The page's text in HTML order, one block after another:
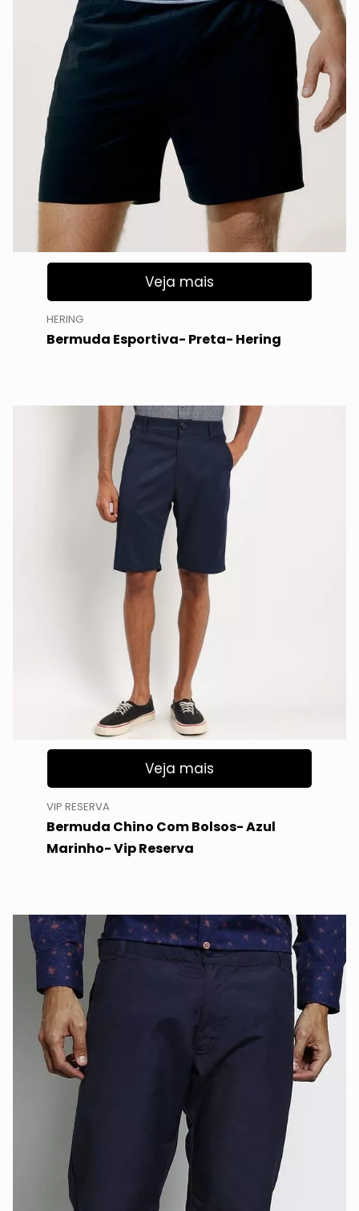
Veja mais
HERING
Bermuda Esportiva- Preta- Hering
Veja mais
VIP RESERVA
Bermuda Chino Com Bolsos- Azul
Marinho- Vip Reserva